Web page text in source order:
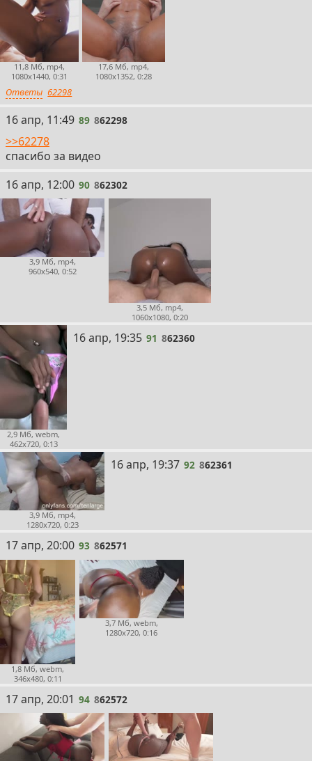
11,8 Мб, mp4,
1080x1440, 0:31
17,6 Мб, mp4,
1080x1352, 0:28
Ответы 62298
89
16 апр, 11:49 89 862298
>>62278
спасибо за видео
90
16 апр, 12:00 90 862302
3,9 Мб, mp4,
960x540, 0:52
3,5 Мб, mp4,
1060x1080, 0:20
2,9 Мб, webm,
462x720, 0:13
91
16 апр, 19:35 91 862360
3,9 Мб, mp4,
1280x720, 0:23
92
16 апр, 19:37 92 862361
93
17 апр, 20:00 93 862571
1,8 Мб, webm,
346x480, 0:11
3,7 Мб, webm,
1280x720, 0:16
94
17 апр, 20:01 94 862572